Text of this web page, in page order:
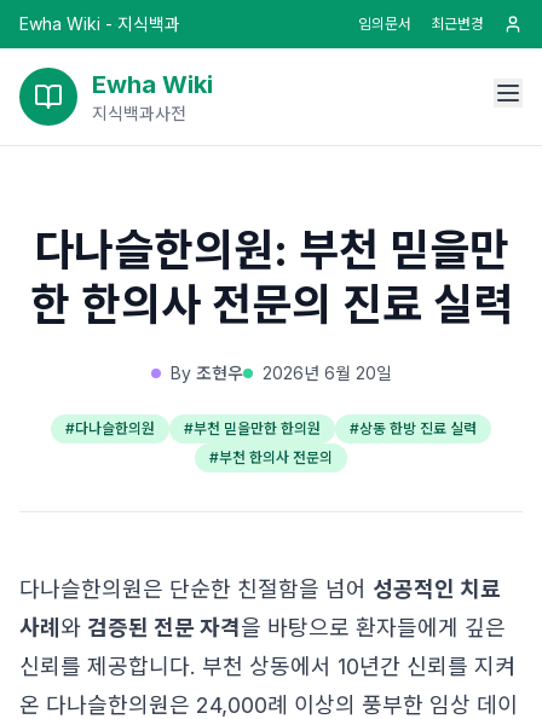
Ewha Wiki - 지식백과 임의문서 최근변경
Ewha Wiki
지식백과사전
다나슬한의원: 부천 믿을만
한 한의사 전문의 진료 실력
By 조현우 2026년 6월 20일
#다나슬한의원 #부천 믿을만한 한의원 #상동 한방 진료 실력
#부천 한의사 전문의
다나슬한의원은 단순한 친절함을 넘어 성공적인 치료
사례 와 검증된 전문 자격을 바탕으로 환자들에게 깊은
신뢰를 제공합니다. 부천 상동에서 10년간 신뢰를 지켜
온 다나슬한의원은 24,000례 이상의 풍부한 임상 데이